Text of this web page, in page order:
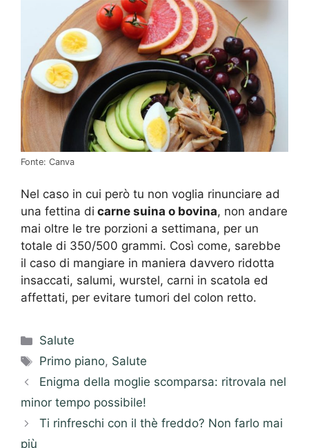
Fonte: Canva
Nel caso in cui però tu non voglia rinunciare ad
una fettina di carne suina o bovina, non andare
mai oltre le tre porzioni a settimana, per un
totale di 350/500 grammi. Così come, sarebbe
il caso di mangiare in maniera davvero ridotta
insaccati, salumi, wurstel, carni in scatola ed
affettati, per evitare tumori del colon retto.
Categorie
Salute
Tag
Primo piano, Salute
Enigma della moglie scomparsa: ritrovala nel
minor tempo possibile!
Ti rinfreschi con il thè freddo? Non farlo mai
più